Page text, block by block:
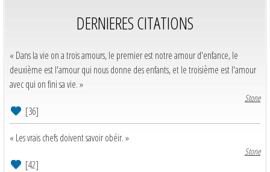
DERNIERES CITATIONS
« Dans la vie on a trois amours, le premier est notre amour d'enfance, le
deuxième est l'amour qui nous donne des enfants, et le troisième est l'amour
avec qui on fini sa vie. »
Stone
[36]
« Les vrais chefs doivent savoir obéir. »
Stone
[42]